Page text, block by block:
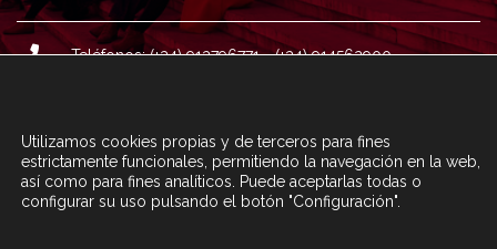
Teléfonos: (+34) 913796771 - (+34) 914562900
Correo : informacion@fundacioncarolina.es
CONTACTA CON FCA TRAVÉS DEL
Utilizamos cookies propias y de terceros para fines
estrictamente funcionales, permitiendo la navegación en la web,
así como para fines analíticos. Puede aceptarlas todas o
configurar su uso pulsando el botón "Configuración".